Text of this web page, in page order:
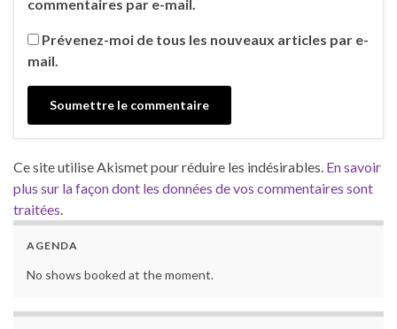
commentaires par e-mail.
Prévenez-moi de tous les nouveaux articles par e-
mail.
Ce site utilise Akismet pour réduire les indésirables. En savoir
plus sur la façon dont les données de vos commentaires sont
traitées
AGENDA
No shows booked at the moment.